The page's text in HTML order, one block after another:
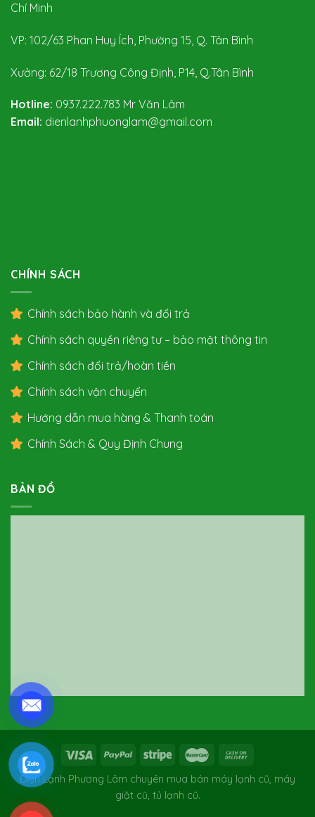
Chí Minh
VP: 102/63 Phan Huy Ích, Phường 15, Q. Tân Bình
Xưởng: 62/18 Trương Công Định, P14, Q.Tân Bình
Hotline: 0937.222.783 Mr Văn Lâm
Email: dienlanhphuonglam@gmail.com
CHÍNH SÁCH
Chính sách bảo hành và đổi trả
Chính sách quyền riêng tư – bảo mật thông tin
Chính sách đổi trả/hoàn tiền
Chính sách vận chuyển
Hướng dẫn mua hàng & Thanh toán
Chính Sách & Quy Định Chung
BẢN ĐỒ
Điện Lạnh Phương Lâm chuyên mua bán máy lạnh cũ, máy
giặt cũ, tủ lạnh cũ.